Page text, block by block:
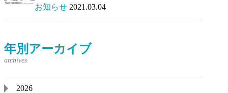
お知らせ 2021.03.04
年別アーカイブ
2026